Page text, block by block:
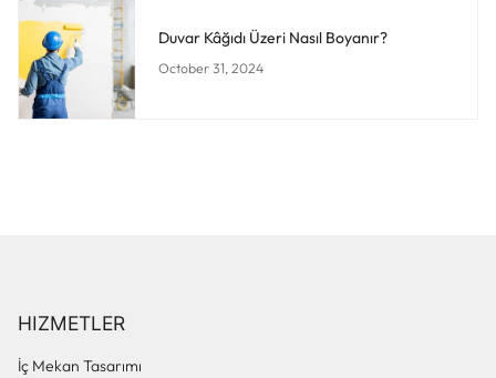
Duvar Kâğıdı Üzeri Nasıl Boyanır?
October 31, 2024
HIZMETLER
İç Mekan Tasarımı